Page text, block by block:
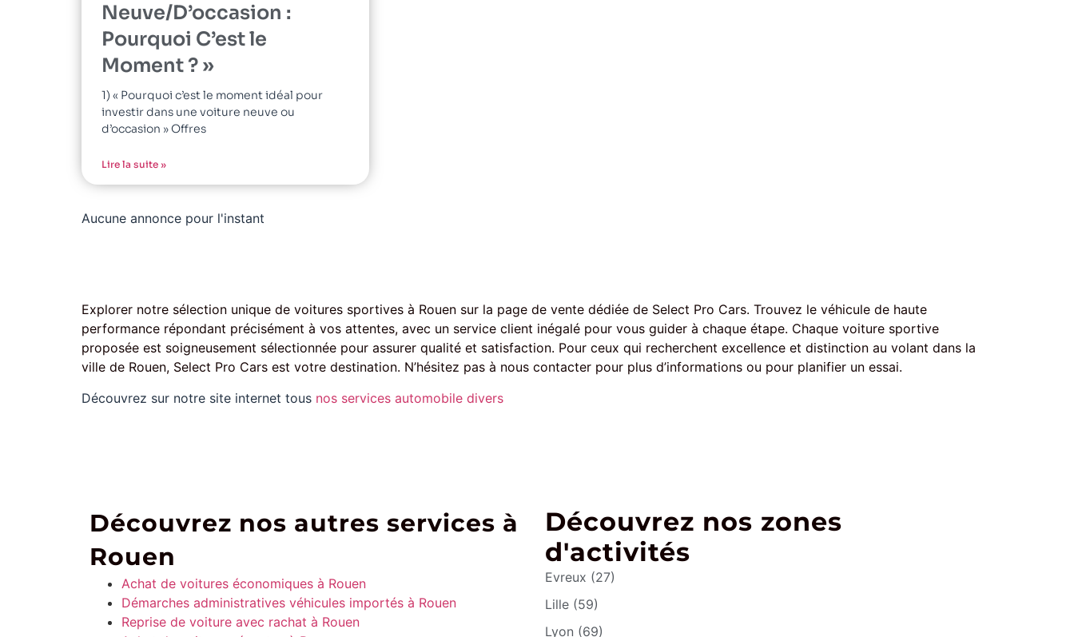
Neuve/D’occasion :
Pourquoi C’est le
Moment ? »
1) « Pourquoi c’est le moment idéal pour
investir dans une voiture neuve ou
d’occasion » Offres
Lire la suite »
Aucune annonce pour l'instant
Explorer notre sélection unique de voitures sportives à Rouen sur la page de vente dédiée de Select Pro Cars. Trouvez le véhicule de haute
performance répondant précisément à vos attentes, avec un service client inégalé pour vous guider à chaque étape. Chaque voiture sportive
proposée est soigneusement sélectionnée pour assurer qualité et satisfaction. Pour ceux qui recherchent excellence et distinction au volant dans la
ville de Rouen, Select Pro Cars est votre destination. N’hésitez pas à nous contacter pour plus d’informations ou pour planifier un essai.
Découvrez sur notre site internet tous nos services automobile divers
Découvrez nos autres services à
Rouen
Achat de voitures économiques à Rouen
Démarches administratives véhicules importés à Rouen
Reprise de voiture avec rachat à Rouen
Découvrez nos zones
d'activités
Evreux (27)
Lille (59)
Lyon (69)